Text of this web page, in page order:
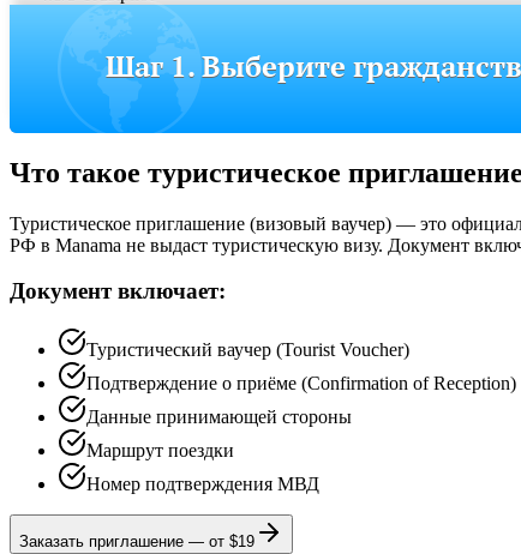
Шаг 1. Выберите
Что такое туристическое
Туристическое приглашение (визовый ваучер) — это
РФ в Manama не выдаст туристическую визу. Документ
Документ включает:
Туристический ваучер (Tourist Voucher)
Подтверждение о приёме (Confirmation of Reception)
Данные принимающей стороны
Маршрут поездки
Номер подтверждения МВД
Заказать приглашение — от $19